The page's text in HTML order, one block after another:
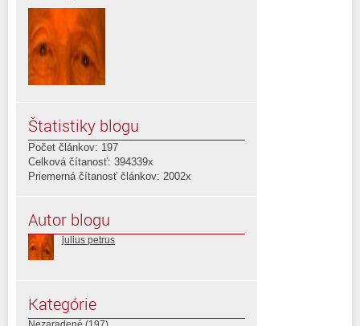
Štatistiky blogu
Počet článkov: 197
Celková čítanosť: 394339x
Priemerná čítanosť článkov: 2002x
Autor blogu
julius petrus
Kategórie